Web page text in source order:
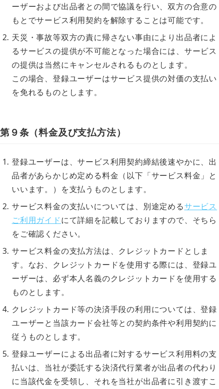
ーザーおよび出品者との間で協議を行い、双方の合意の
もとでサービス利用契約を解除することは可能です。
天災・事故等双方の責に帰さない事由により出品者によ
るサービスの提供が不可能となった場合には、サービス
の提供は当然にキャンセルされるものとします。
この場合、登録ユーザーはサービス提供の対価の支払い
を免れるものとします。
第９条（料金及び支払方法）
登録ユーザーは、サービス利用契約締結後速やかに、出
品者があらかじめ定める料金（以下「サービス料金」と
いいます。）を支払うものとします。
サービス料金の支払いについては、別途定めるサービス
ご利用ガイドにて詳細を記載しておりますので、そちら
をご確認ください。
サービス料金の支払方法は、クレジットカードとしま
す。なお、クレジットカードを使用する際には、登録ユ
ーザーは、必ず本人名義のクレジットカードを使用する
ものとします。
クレジットカード等の決済手段の利用については、登録
ユーザーと当該カード会社等との契約条件や利用契約に
従うものとします。
登録ユーザーによる出品者に対するサービス利用料の支
払いは、当社が委託する決済代行業者が出品者の代わり
に当該代金を受領し、それを当社が出品者に引き渡すこ